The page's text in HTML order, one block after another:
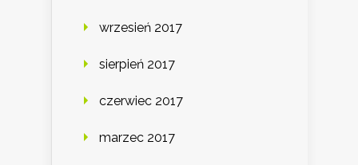
wrzesień 2017
sierpień 2017
czerwiec 2017
marzec 2017